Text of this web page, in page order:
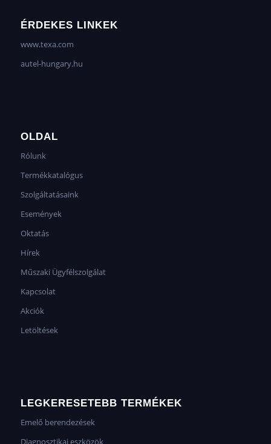
ÉRDEKES LINKEK
www.texa.com
autel-hungary.hu
OLDAL
Rólunk
Termékkatalógus
Szolgáltatásaink
Események
Oktatás
Hírek
Műszaki Ügyfélszolgálat
Kapcsolat
Akciók
Letöltések
LEGKERESETEBB TERMÉKEK
Emelő berendezések
Diagnosztikai eszközök